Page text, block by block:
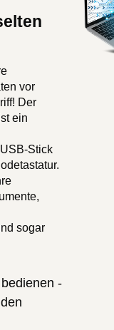
vor
Der
ein
Stick
sogar
-